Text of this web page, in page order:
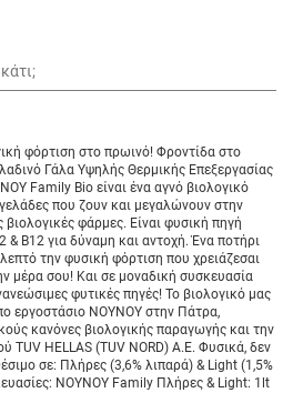
φόρτιση στο πρωινό! Φροντίδα στο
Γάλα Υψηλής Θερμικής Επεξεργασίας
Family Bio είναι ένα αγνό βιολογικό
που ζουν και μεγαλώνουν στην
βιολογικές φάρμες. Είναι φυσική πηγή
& Β12 για δύναμη και αντοχή. Ένα ποτήρι
την φυσική φόρτιση που χρειάζεσαι
μέρα σου! Και σε μοναδική συσκευασία
φυτικές πηγές! Το βιολογικό μας
εργοστάσιο ΝΟΥΝΟΥ στην Πάτρα,
κανόνες βιολογικής παραγωγής και την
TUV HELLAS (TUV NORD) A.E. Φυσικά, δεν
σε: Πλήρες (3,6% λιπαρά) & Light (1,5%
ΝΟΥΝΟΥ Family Πλήρες & Light: 1lt